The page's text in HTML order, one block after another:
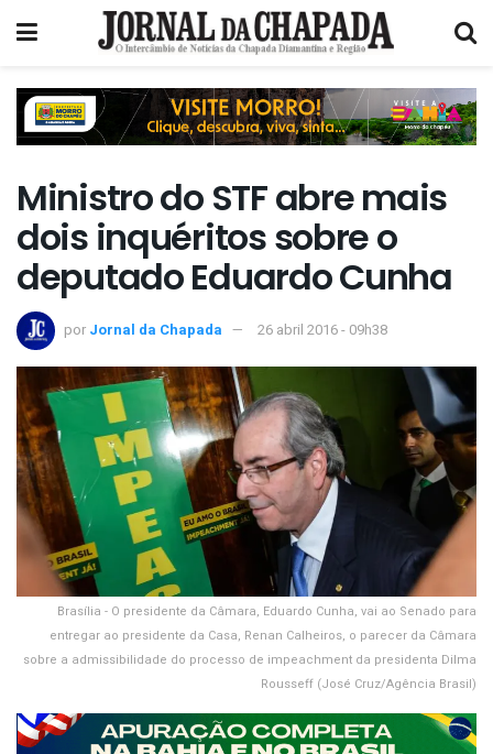
Ministro do STF abre mais
dois inquéritos sobre o
deputado Eduardo Cunha
por Jornal da Chapada 26 abril 2016 - 09h38
Brasília - O presidente da Câmara, Eduardo Cunha, vai ao Senado para
entregar ao presidente da Casa, Renan Calheiros, o parecer da Câmara
sobre a admissibilidade do processo de impeachment da presidenta Dilma
Rousseff (José Cruz/Agência Brasil)